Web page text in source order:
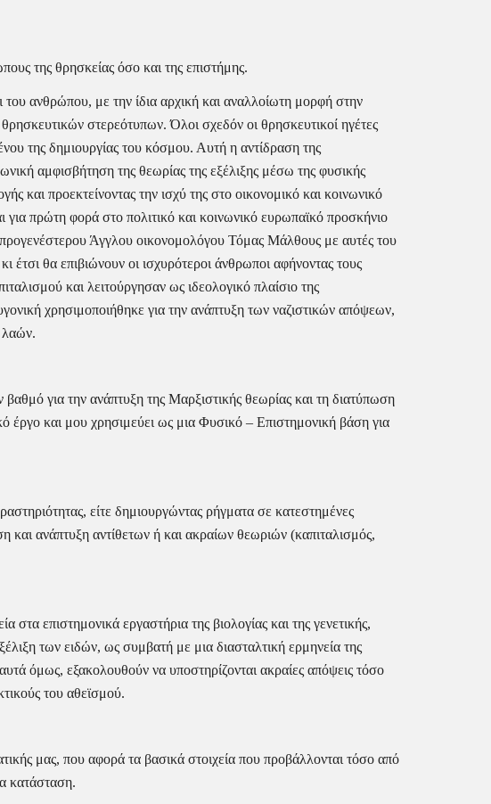
της θρησκείας όσο και της επιστήμης.
ανθρώπου, με την ίδια αρχική και αναλλοίωτη μορφή στην
στερεότυπων. Όλοι σχεδόν οι θρησκευτικοί ηγέτες
της δημιουργίας του κόσμου. Αυτή η αντίδραση της
αμφισβήτηση της θεωρίας της εξέλιξης μέσω της φυσικής
και προεκτείνοντας την ισχύ της στο οικονομικό και κοινωνικό
για πρώτη φορά στο πολιτικό και κοινωνικό ευρωπαϊκό προσκήνιο
Άγγλου οικονομολόγου Τόμας Μάλθους με αυτές του
έτσι θα επιβιώνουν οι ισχυρότεροι άνθρωποι αφήνοντας τους
και λειτούργησαν ως ιδεολογικό πλαίσιο της
χρησιμοποιήθηκε για την ανάπτυξη των ναζιστικών απόψεων,
λαών.
για την ανάπτυξη της Μαρξιστικής θεωρίας και τη διατύπωση
έργο και μου χρησιμεύει ως μια Φυσικό – Επιστημονική βάση για
είτε δημιουργώντας ρήγματα σε κατεστημένες
και ανάπτυξη αντίθετων ή και ακραίων θεωριών (καπιταλισμός,
επιστημονικά εργαστήρια της βιολογίας και της γενετικής,
των ειδών, ως συμβατή με μια διασταλτική ερμηνεία της
όμως, εξακολουθούν να υποστηρίζονται ακραίες απόψεις τόσο
του αθεϊσμού.
μας, που αφορά τα βασικά στοιχεία που προβάλλονται τόσο από
κατάσταση.